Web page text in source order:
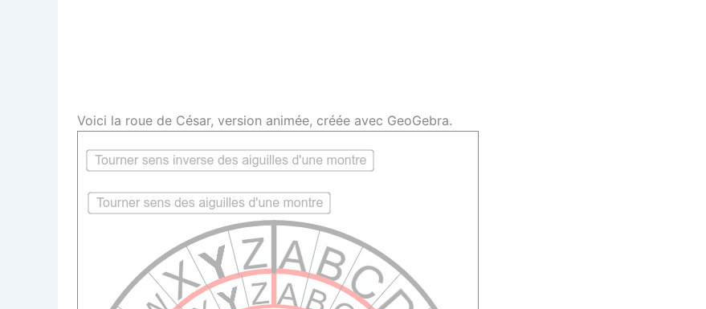
Voici la roue de César, version animée, créée avec GeoGebra.